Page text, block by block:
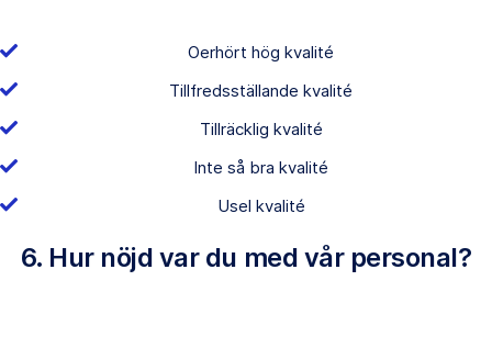
Oerhört hög kvalité
Tillfredsställande kvalité
Tillräcklig kvalité
Inte så bra kvalité
Usel kvalité
6. Hur nöjd var du med vår personal?